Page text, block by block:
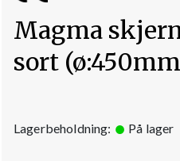
Magma
sort
Lagerbeholdning: På lager